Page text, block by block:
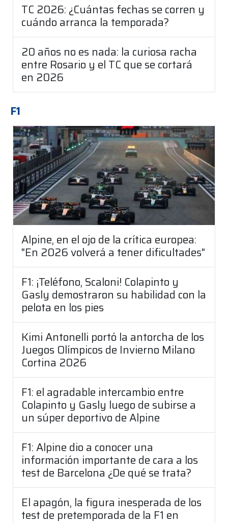
TC 2026: ¿Cuántas fechas se corren y
cuándo arranca la temporada?
20 años no es nada: la curiosa racha
entre Rosario y el TC que se cortará
en 2026
F1
Alpine, en el ojo de la crítica europea:
"En 2026 volverá a tener dificultades"
F1: ¡Teléfono, Scaloni! Colapinto y
Gasly demostraron su habilidad con la
pelota en los pies
Kimi Antonelli portó la antorcha de los
Juegos Olímpicos de Invierno Milano
Cortina 2026
F1: el agradable intercambio entre
Colapinto y Gasly luego de subirse a
un súper deportivo de Alpine
F1: Alpine dio a conocer una
información importante de cara a los
test de Barcelona ¿De qué se trata?
El apagón, la figura inesperada de los
test de pretemporada de la F1 en